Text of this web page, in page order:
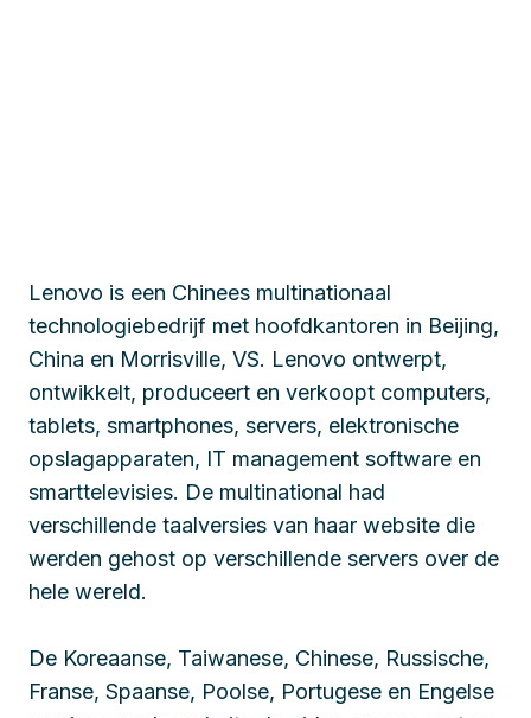
Lenovo is een Chinees multinationaal
technologiebedrijf met hoofdkantoren in Beijing,
China en Morrisville, VS. Lenovo ontwerpt,
ontwikkelt, produceert en verkoopt computers,
tablets, smartphones, servers, elektronische
opslagapparaten, IT management software en
smarttelevisies. De multinational had
verschillende taalversies van haar website die
werden gehost op verschillende servers over de
hele wereld.
De Koreaanse, Taiwanese, Chinese, Russische,
Franse, Spaanse, Poolse, Portugese en Engelse